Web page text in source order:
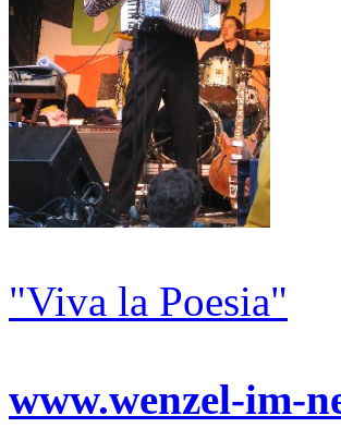
"Viva la Poesia"
www.wenzel-im-